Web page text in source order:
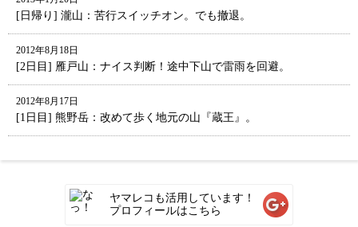
[日帰り] 瀧山：苦行スイッチオン。でも撤退。
2012年8月18日
[2日目] 雁戸山：ナイス判断！途中下山で雷雨を回避。
2012年8月17日
[1日目] 熊野岳：改めて歩く地元の山『蔵王』。
ヤマレコも活用しています！
プロフィールはこちら